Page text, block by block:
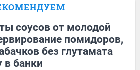
соусов от молодой
помидоров,
без глутамата
в банки